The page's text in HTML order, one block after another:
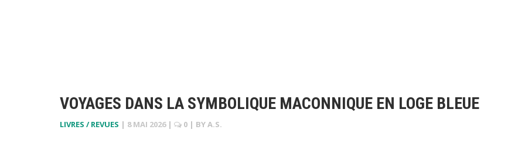
VOYAGES DANS LA SYMBOLIQUE MACONNIQUE EN LOGE BLEUE
LIVRES / REVUES | 8 MAI 2026 | 0 | BYA.S.